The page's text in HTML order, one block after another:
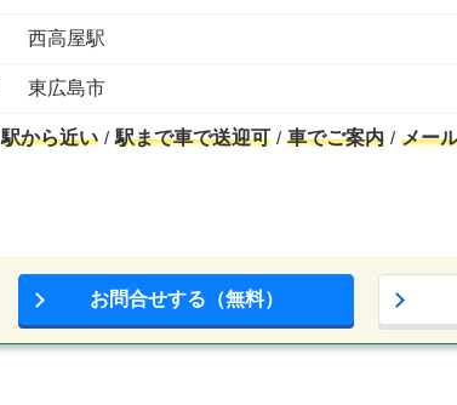
西高屋駅
東広島市
駅から近い 駅まで車で送迎可 車でご案内 メー
お問合せする（無料）